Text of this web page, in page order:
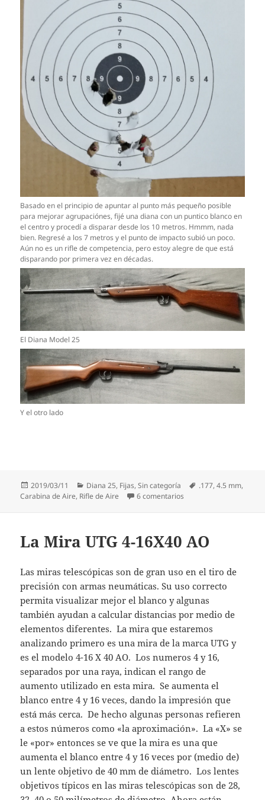
Basado en el principio de apuntar al punto más pequeño posible
para mejorar agrupaciónes, fijé una diana con un puntico blanco en
el centro y procedí a disparar desde los 10 metros. Hmmm, nada
bien. Regresé a los 7 metros y el punto de impacto subió un poco.
Aún no es un rifle de competencia, pero estoy alegre de que está
disparando por primera vez en décadas.
El Diana Model 25
Y el otro lado
Publicado
el
2019/03/11 Categorías
Diana 25, Fijas,Sin categoría Etiquetas
.177,4.5 mm,
Carabina de Aire, Rifle de Aire 6 comentarios
La Mira UTG 4-16X40 AO
Las miras telescópicas son de gran uso en el tiro de
precisión con armas neumáticas. Su uso correcto
permita visualizar mejor el blanco y algunas
también ayudan a calcular distancias por medio de
elementos diferentes. La mira que estaremos
analizando primero es una mira de la marca UTG y
es el modelo 4-16 X 40 AO. Los numeros 4 y 16,
separados por una raya, indican el rango de
aumento utilizado en esta mira. Se aumenta el
blanco entre 4 y 16 veces, dando la impresión que
está más cerca. De hecho algunas personas refieren
a estos números como «la aproximación». La «X» se
le «por» entonces se ve que la mira es una que
aumenta el blanco entre 4 y 16 veces por (medio de)
un lente objetivo de 40 mm de diámetro. Los lentes
objetivos típicos en las miras telescópicas son de 28,